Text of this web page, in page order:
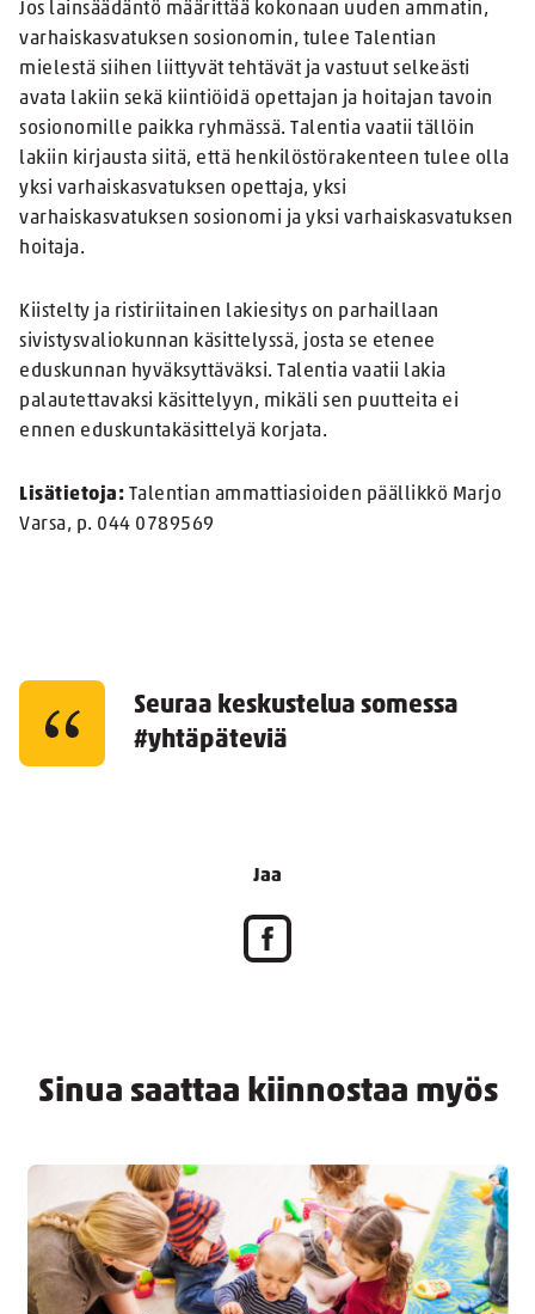
Jos lainsäädäntö määrittää kokonaan uuden ammatin,
varhaiskasvatuksen sosionomin, tulee Talentian
mielestä siihen liittyvät tehtävät ja vastuut selkeästi
avata lakiin sekä kiintiöidä opettajan ja hoitajan tavoin
sosionomille paikka ryhmässä. Talentia vaatii tällöin
lakiin kirjausta siitä, että henkilöstörakenteen tulee olla
yksi varhaiskasvatuksen opettaja, yksi
varhaiskasvatuksen sosionomi ja yksi varhaiskasvatuksen
hoitaja.
Kiistelty ja ristiriitainen lakiesitys on parhaillaan
sivistysvaliokunnan käsittelyssä, josta se etenee
eduskunnan hyväksyttäväksi. Talentia vaatii lakia
palautettavaksi käsittelyyn, mikäli sen puutteita ei
ennen eduskuntakäsittelyä korjata.
Lisätietoja: Talentian ammattiasioiden päällikkö Marjo
Varsa, p. 044 0789569
Seuraa keskustelua somessa
#yhtäpäteviä
Jaa
Sinua saattaa kiinnostaa myös